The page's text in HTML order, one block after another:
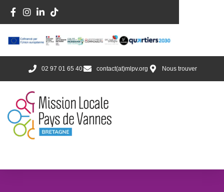
02 97 01 65 40 contact(at)mlpv.org Nous trouver